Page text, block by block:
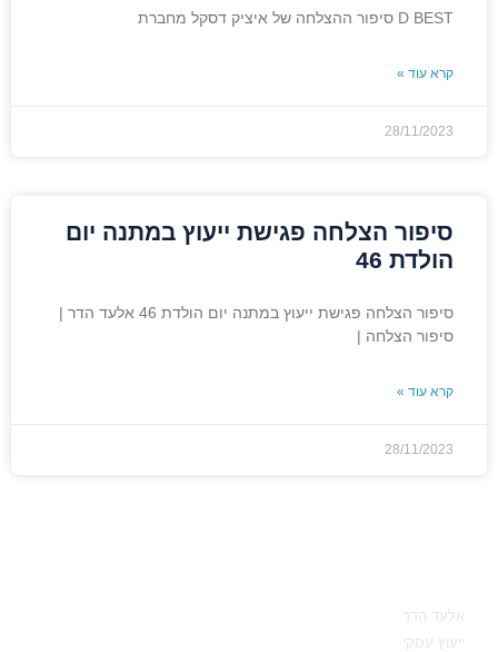
D BEST סיפור ההצלחה של איציק דסקל מחברת
קרא עוד »
28/11/2023
סיפור הצלחה פגישת ייעוץ במתנה יום
הולדת 46
סיפור הצלחה פגישת ייעוץ במתנה יום הולדת 46 אלעד הדר |
סיפור הצלחה |
קרא עוד »
28/11/2023
אלעד הדר
ייעוץ עסקי